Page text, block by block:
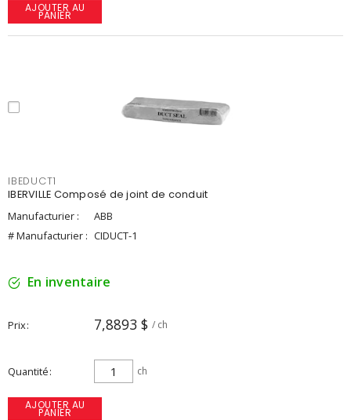
AJOUTER AU
PANIER
IBEDUCT1
IBERVILLE Composé de joint de conduit
Manufacturier :
ABB
# Manufacturier : CIDUCT-1
En inventaire
Prix 7,8893 $ / ch
Quantité ch
AJOUTER AU
PANIER